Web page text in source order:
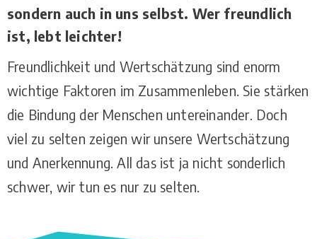
sondern auch in uns selbst. Wer freundlich
ist, lebt leichter!
Freundlichkeit und Wertschätzung sind enorm
wichtige Faktoren im Zusammenleben. Sie stärken
die Bindung der Menschen untereinander. Doch
viel zu selten zeigen wir unsere Wertschätzung
und Anerkennung. All das ist ja nicht sonderlich
schwer, wir tun es nur zu selten.